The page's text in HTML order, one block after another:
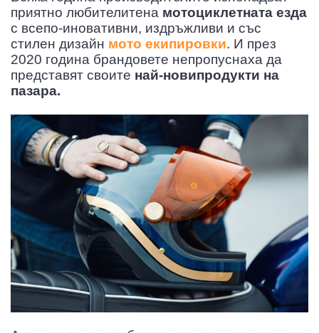
МОТО РАДИАТОРИ
МОТОКРОС ПЛАСТМАСИ
СИГУРНОСТ
СТОЙКИ
РЪКАВИЦИ MTB/ВЕЛО
приятно любителитена мотоциклетната езда
с всепо-иновативни, издръжливи и със
стилен дизайн мото екипировки. И през
2020 година брандовете непропуснаха да
представят своите най-новипродукти на
пазара.